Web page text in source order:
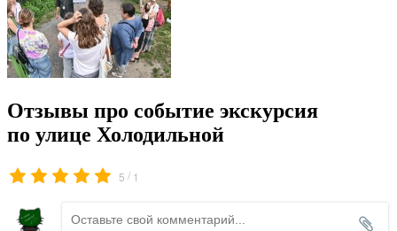
Отзывы про событие экскурсия
по улице Холодильной
5 / 1